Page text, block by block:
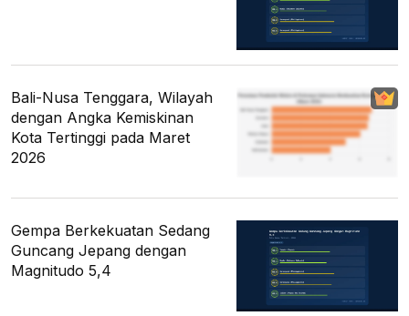
Bali-Nusa Tenggara, Wilayah
dengan Angka Kemiskinan
Kota Tertinggi pada Maret
2026
Gempa Berkekuatan Sedang
Guncang Jepang dengan
Magnitudo 5,4